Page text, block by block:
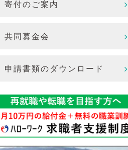
寄付のご案内
共同募金会
申請書類のダウンロード